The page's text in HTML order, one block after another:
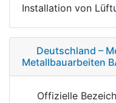
Installation von
Deutschland –
Metallbauarbeiten
Offizielle